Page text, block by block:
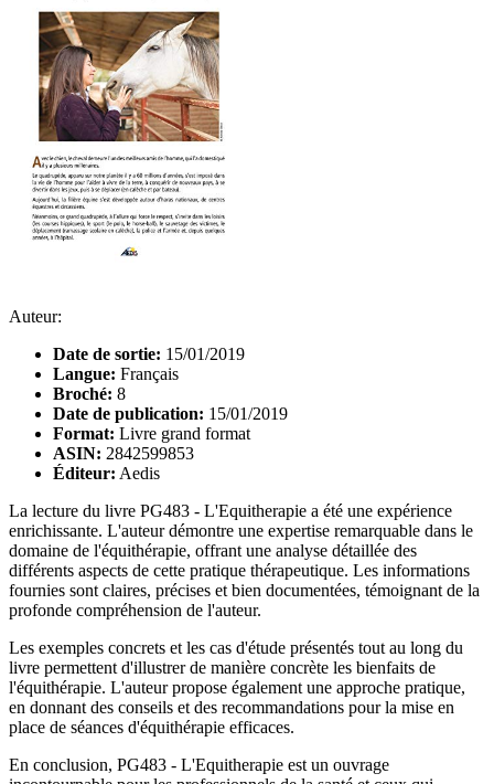
Auteur:
Date de sortie: 15/01/2019
Langue: Français
Broché: 8
Date de publication: 15/01/2019
Format: Livre grand format
ASIN: 2842599853
Éditeur: Aedis
La lecture du livre PG483 - L'Equitherapie a été une expérience
enrichissante. L'auteur démontre une expertise remarquable dans le
domaine de l'équithérapie, offrant une analyse détaillée des
différents aspects de cette pratique thérapeutique. Les informations
fournies sont claires, précises et bien documentées, témoignant de la
profonde compréhension de l'auteur.
Les exemples concrets et les cas d'étude présentés tout au long du
livre permettent d'illustrer de manière concrète les bienfaits de
l'équithérapie. L'auteur propose également une approche pratique,
en donnant des conseils et des recommandations pour la mise en
place de séances d'équithérapie efficaces.
En conclusion, PG483 - L'Equitherapie est un ouvrage